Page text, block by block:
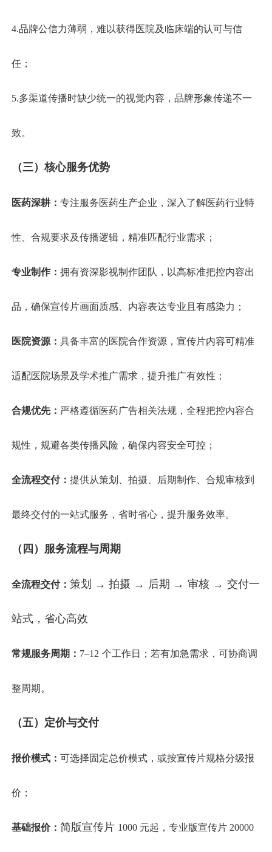
4.品牌公信力薄弱，难以获得医院及临床端的认可与信
任；
5.多渠道传播时缺少统一的视觉内容，品牌形象传递不一
致。
（三）核心服务优势
医药深耕：专注服务医药生产企业，深入了解医药行业特
性、合规要求及传播逻辑，精准匹配行业需求；
专业制作：拥有资深影视制作团队，以高标准把控内容出
品，确保宣传片画面质感、内容表达专业且有感染力；
医院资源：具备丰富的医院合作资源，宣传片内容可精准
适配医院场景及学术推广需求，提升推广有效性；
合规优先： 严格遵循医药广告相关法规，全程把控内容合
规性，规避各类传播风险，确保内容安全可控；
全流程交付：提供从策划、拍摄、后期制作、合规审核到
最终交付的一站式服务，省时省心，提升服务效率。
（四）服务流程与周期
全流程交付：策划 → 拍摄 → 后期 → 审核 → 交付一
站式，省心高效
常规服务周期： 7–12 个工作日；若有加急需求，可协商调
整周期。
（五） 定价与交付
报价模式：可选择固定总价模式，或按宣传片规格分级报
价；
基础报价：简版宣传片 1000 元起，专业版宣传片 20000